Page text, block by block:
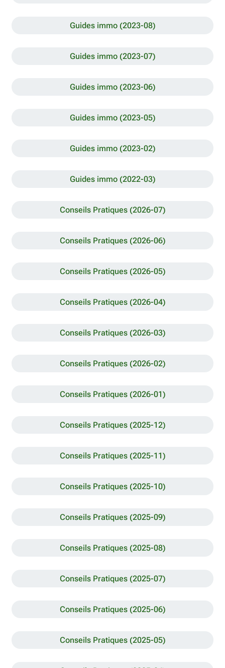
Guides immo (2023-08)
Guides immo (2023-07)
Guides immo (2023-06)
Guides immo (2023-05)
Guides immo (2023-02)
Guides immo (2022-03)
Conseils Pratiques (2026-07)
Conseils Pratiques (2026-06)
Conseils Pratiques (2026-05)
Conseils Pratiques (2026-04)
Conseils Pratiques (2026-03)
Conseils Pratiques (2026-02)
Conseils Pratiques (2026-01)
Conseils Pratiques (2025-12)
Conseils Pratiques (2025-11)
Conseils Pratiques (2025-10)
Conseils Pratiques (2025-09)
Conseils Pratiques (2025-08)
Conseils Pratiques (2025-07)
Conseils Pratiques (2025-06)
Conseils Pratiques (2025-05)